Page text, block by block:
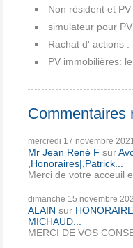
Non résident et
simulateur pour
Rachat d' actions
PV immobilières:
Commentaires
mercredi 17 novembre
Mr Jean René F sur
,Honoraires|,Patrick...
Merci de votre acceuil
dimanche 15 novembre
ALAIN sur
MICHAUD...
MERCI DE VOS